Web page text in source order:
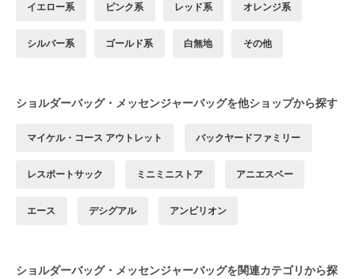
イエロー系 ピンク系 レッド系 オレンジ系
シルバー系 ゴールド系 白無地 その他
ショルダーバッグ・メッセンジャーバッグを他ショップから探す
マイケル・コース アウトレット バックヤードファミリー
レスポートサック ミニミニストア アニエスベー
エース デシグアル アンビリオン
ショルダーバッグ・メッセンジャーバッグを関連カテゴリから探